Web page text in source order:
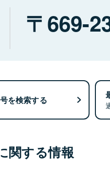
669-
を検索する
関する情報